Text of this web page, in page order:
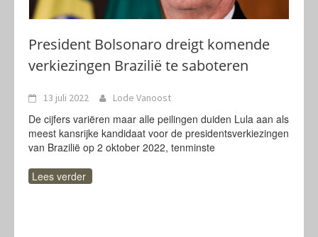
President Bolsonaro dreigt komende
verkiezingen Brazilië te saboteren
13 juli 2022 Lode Vanoost
De cijfers variëren maar alle peilingen duiden Lula aan als
meest kansrijke kandidaat voor de presidentsverkiezingen
van Brazilië op 2 oktober 2022, tenminste
Lees verder